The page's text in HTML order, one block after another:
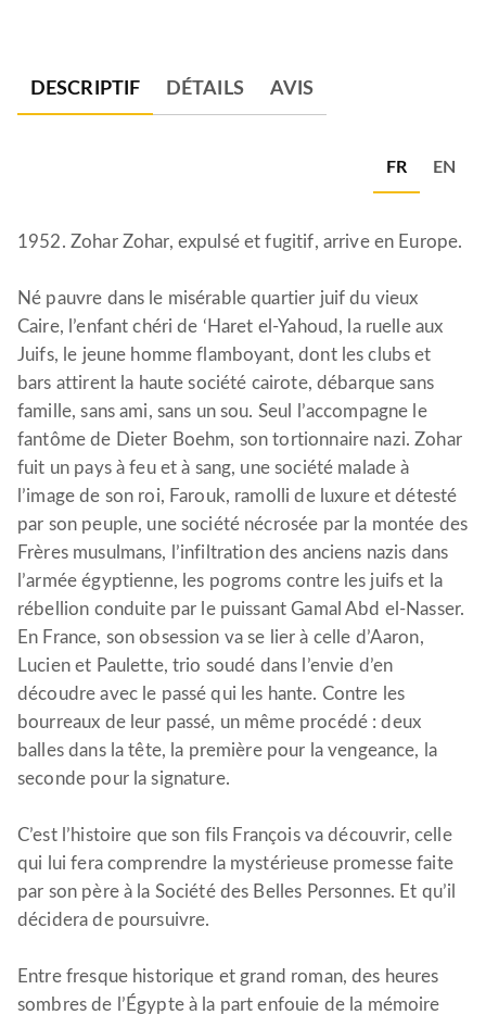
DESCRIPTIF DÉTAILS AVIS
FR EN
1952. Zohar Zohar, expulsé et fugitif, arrive en Europe.
Né pauvre dans le misérable quartier juif du vieux
Caire, l’enfant chéri de ‘Haret el-Yahoud, la ruelle aux
Juifs, le jeune homme flamboyant, dont les clubs et
bars attirent la haute société cairote, débarque sans
famille, sans ami, sans un sou. Seul l’accompagne le
fantôme de Dieter Boehm, son tortionnaire nazi. Zohar
fuit un pays à feu et à sang, une société malade à
l’image de son roi, Farouk, ramolli de luxure et détesté
par son peuple, une société nécrosée par la montée des
Frères musulmans, l’infiltration des anciens nazis dans
l’armée égyptienne, les pogroms contre les juifs et la
rébellion conduite par le puissant Gamal Abd el-Nasser.
En France, son obsession va se lier à celle d’Aaron,
Lucien et Paulette, trio soudé dans l’envie d’en
découdre avec le passé qui les hante. Contre les
bourreaux de leur passé, un même procédé : deux
balles dans la tête, la première pour la vengeance, la
seconde pour la signature.
C’est l’histoire que son fils François va découvrir, celle
qui lui fera comprendre la mystérieuse promesse faite
par son père à la Société des Belles Personnes. Et qu’il
décidera de poursuivre.
Entre fresque historique et grand roman, des heures
sombres de l’Égypte à la part enfouie de la mémoire